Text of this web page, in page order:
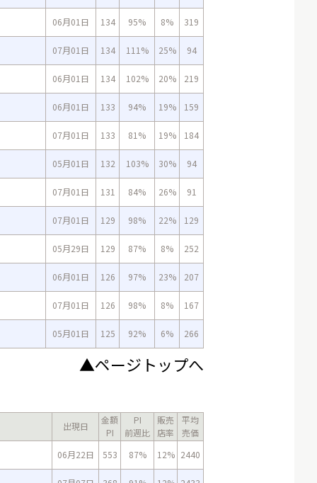
06月01日 134 95% 8% 319
07月01日 134 111% 25% 94
06月01日 134 102% 20% 219
06月01日 133 94% 19% 159
07月01日 133 81% 19% 184
05月01日 132 103% 30% 94
07月01日 131 84% 26% 91
07月01日 129 98% 22% 129
05月29日 129 87% 8% 252
06月01日 126 97% 23% 207
07月01日 126 98% 8% 167
05月01日 125 92% 6% 266
▲ページトップへ
出現日
金額
PI
PI
前週比
販売
店率
平均
売価
06月22日
553 87% 12% 2440